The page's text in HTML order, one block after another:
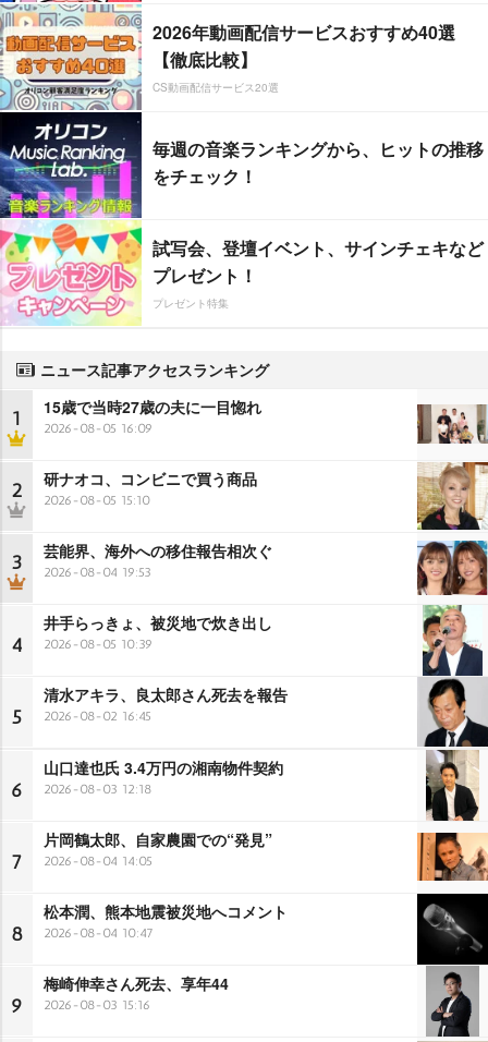
2026年動画配信サービスおすすめ40選
【徹底比較】
CS動画配信サービス20選
毎週の音楽ランキングから、ヒットの推移
をチェック！
試写会、登壇イベント、サインチェキなど
プレゼント！
プレゼント特集
ニュース記事アクセスランキング
1 15歳で当時27歳の夫に一目惚れ
2026-08-05 16:09
2 研ナオコ、コンビニで買う商品
2026-08-05 15:10
3 芸能界、海外への移住報告相次ぐ
2026-08-04 19:53
4
井手らっきょ、被災地で炊き出し
2026-08-05 10:39
5
清水アキラ、良太郎さん死去を報告
2026-08-02 16:45
6
山口達也氏 3.4万円の湘南物件契約
2026-08-03 12:18
7
片岡鶴太郎、自家農園での“発見”
2026-08-04 14:05
8
松本潤、熊本地震被災地へコメント
2026-08-04 10:47
9
梅崎伸幸さん死去、享年44
2026-08-03 15:16